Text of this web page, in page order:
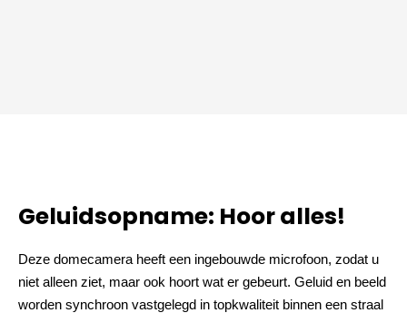
Geluidsopname: Hoor alles!
Deze domecamera heeft een ingebouwde microfoon, zodat u
niet alleen ziet, maar ook hoort wat er gebeurt. Geluid en beeld
worden synchroon vastgelegd in topkwaliteit binnen een straal